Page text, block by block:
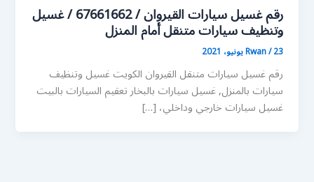
رقم غسيل سيارات القيروان / 67661662 / غسيل
وتنظيف سيارات متنقل أمام المنزل
Rwan/23 يونيو، 2021
رقم غسيل سيارات متنقل القيروان الكويت غسيل وتنظيف
سيارات بالمنزل, غسيل سيارات بالبخار تعقيم السيارات بالبيت
غسيل سيارات خارجي وداخلي، […]